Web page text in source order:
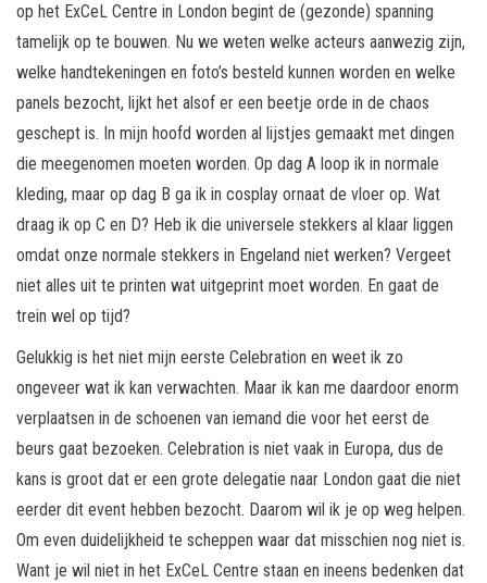
op het ExCeL Centre in London begint de (gezonde) spanning
tamelijk op te bouwen. Nu we weten welke acteurs aanwezig zijn,
welke handtekeningen en foto’s besteld kunnen worden en welke
panels bezocht, lijkt het alsof er een beetje orde in de chaos
geschept is. In mijn hoofd worden al lijstjes gemaakt met dingen
die meegenomen moeten worden. Op dag A loop ik in normale
kleding, maar op dag B ga ik in cosplay ornaat de vloer op. Wat
draag ik op C en D? Heb ik die universele stekkers al klaar liggen
omdat onze normale stekkers in Engeland niet werken? Vergeet
niet alles uit te printen wat uitgeprint moet worden. En gaat de
trein wel op tijd?
Gelukkig is het niet mijn eerste Celebration en weet ik zo
ongeveer wat ik kan verwachten. Maar ik kan me daardoor enorm
verplaatsen in de schoenen van iemand die voor het eerst de
beurs gaat bezoeken. Celebration is niet vaak in Europa, dus de
kans is groot dat er een grote delegatie naar London gaat die niet
eerder dit event hebben bezocht. Daarom wil ik je op weg helpen.
Om even duidelijkheid te scheppen waar dat misschien nog niet is.
Want je wil niet in het ExCeL Centre staan en ineens bedenken dat